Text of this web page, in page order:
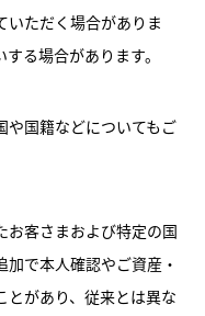
いただく場合がありま
る場合があります。
国籍などについてもご
客さまおよび特定の国
で本人確認やご資産・
とがあり、従来とは異な